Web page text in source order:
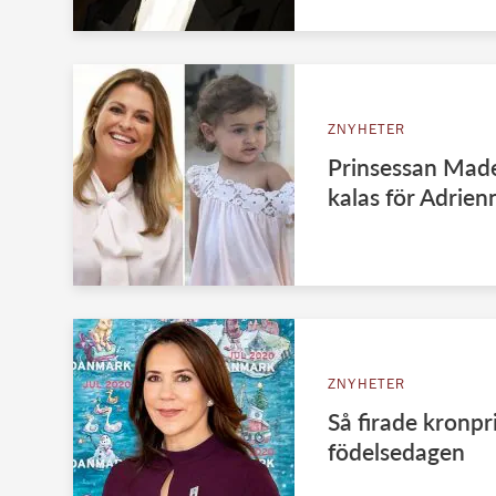
ZNYHETER
Prinsessan
kalas för
ZNYHETER
Så firade
födelsedagen